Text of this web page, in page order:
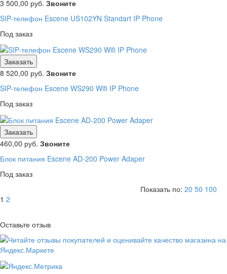
3 500,00 руб. Звоните
SIP-телефон Escene US102YN Standart IP Phone
Под заказ
Заказать
8 520,00 руб. Звоните
SIP-телефон Escene WS290 Wifi IP Phone
Под заказ
Заказать
460,00 руб. Звоните
Блок питания Escene AD-200 Power Adaper
Под заказ
1 2
Показать по: 20 50 100
Оставьте отзыв